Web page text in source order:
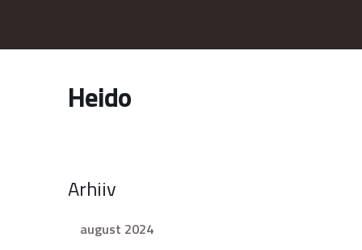
Heido
Arhiiv
august 2024